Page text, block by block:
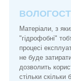
Матеріали, з
"гідрофобні"
процесі
не буде
дозволить
стільки скільки